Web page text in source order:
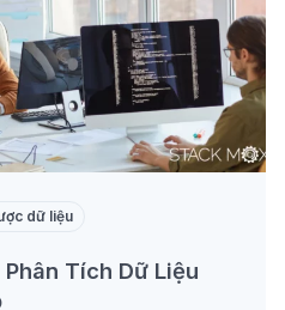
dữ liệu
Tích Dữ Liệu